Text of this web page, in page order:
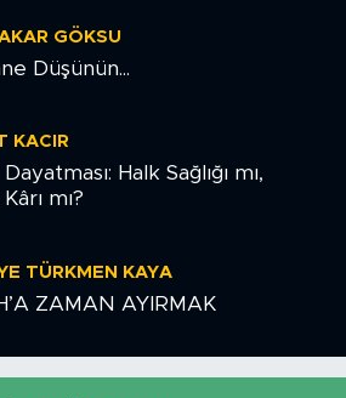
GÖKSU
Düşünün...
KACIR
Halk Sağlığı mı,
mı?
TÜRKMEN KAYA
ZAMAN AYIRMAK